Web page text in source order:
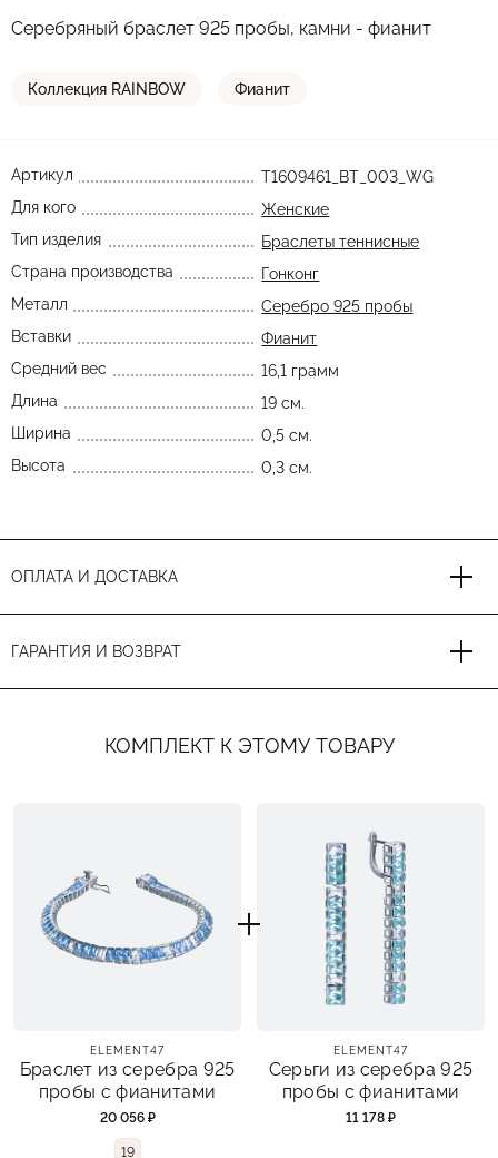
Серебряный браслет 925 пробы, камни - фианит
Коллекция RAINBOW Фианит
Артикул
T1609461_BT_003_WG
Для кого
Женские
Тип изделия
Браслеты теннисные
Страна производства
Гонконг
Металл
Серебро 925 пробы
Вставки
Фианит
Средний вес
16,1 грамм
Длина
19 см.
Ширина
0,5 см.
Высота
0,3 см.
ОПЛАТА И ДОСТАВКА
ГАРАНТИЯ И ВОЗВРАТ
КОМПЛЕКТ К ЭТОМУ ТОВАРУ
ELEMENT47
Браслет из серебра 925
пробы с фианитами
20 056 ₽
19
ELEMENT47
Серьги из серебра 925
пробы с фианитами
11 178 ₽